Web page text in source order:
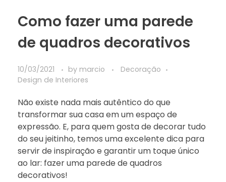
Como fazer uma parede
de quadros decorativos
10/03/2021 by marcio
Decoração
Design de Interiores
Não existe nada mais autêntico do que
transformar sua casa em um espaço de
expressão. E, para quem gosta de decorar tudo
do seu jeitinho, temos uma excelente dica para
servir de inspiração e garantir um toque único
ao lar: fazer uma parede de quadros
decorativos!